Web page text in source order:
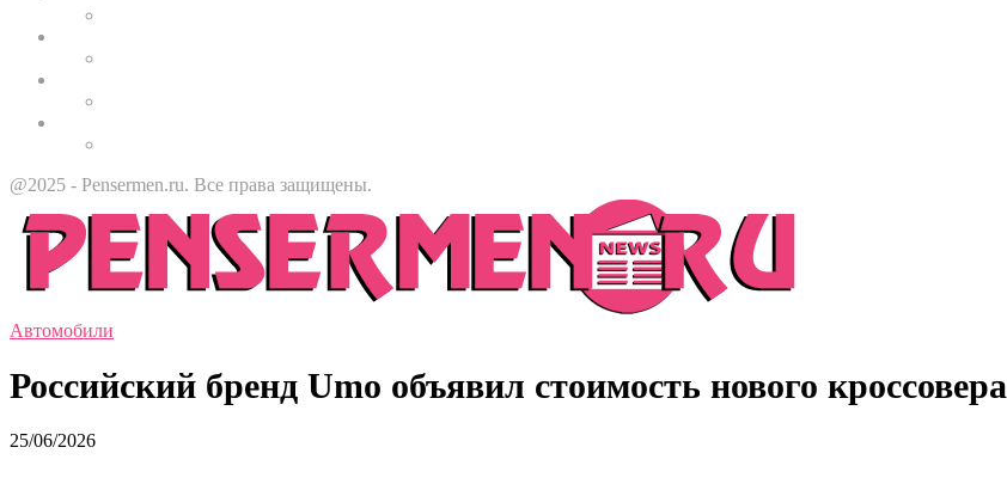
@2025 - Pensermen.ru. Все права защищены.
Автомобили
Российский бренд Umo объявил стоимость нового кроссовера
25/06/2026